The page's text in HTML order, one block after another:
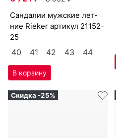
сан­да­лии мужс­кие лет­
ние Ri­eker артикул 21152-
25
40 41 42 43 44
Скидка -25%